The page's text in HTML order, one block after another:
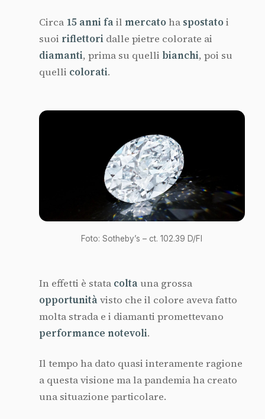
Circa 15 anni fail mercatoha spostatoi
suoi riflettori dalle pietre colorate ai
diamanti, prima su quelli bianchi, poi su
quelli colorati.
Foto: Sotheby’s – ct. 102.39 D/Fl
In effetti è stata coltauna grossa
opportunitàvisto che il colore aveva fatto
molta strada e i diamanti promettevano
performance notevoli.
Il tempo ha dato quasi interamente ragione
a questa visione ma la pandemia ha creato
una situazione particolare.